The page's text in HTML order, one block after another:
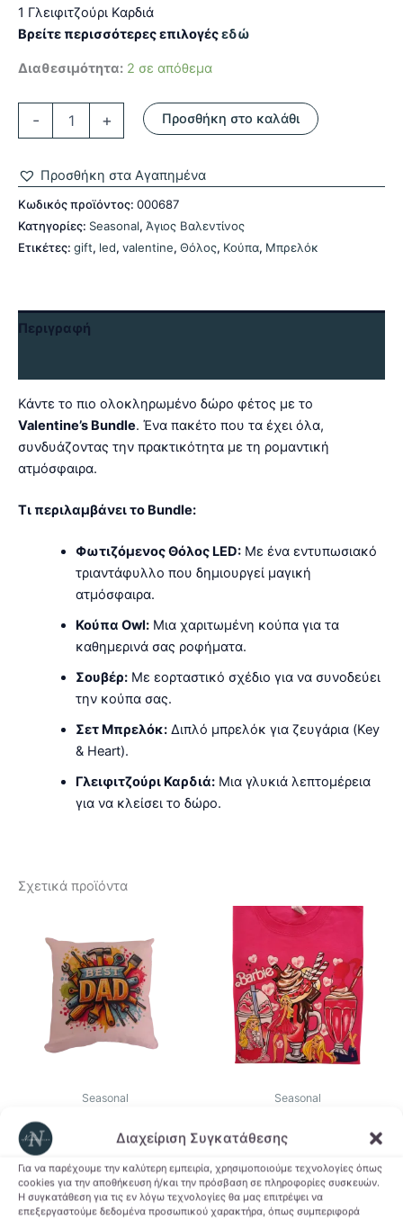
Διαχείριση Συγκατάθεσης
Για να παρέχουμε την καλύτερη εμπειρία, χρησιμοποιούμε τεχνολογίες όπως
cookies για την αποθήκευση ή/και την πρόσβαση σε πληροφορίες συσκευών.
Η συγκατάθεση για τις εν λόγω τεχνολογίες θα μας επιτρέψει να
επεξεργαστούμε δεδομένα προσωπικού χαρακτήρα, όπως συμπεριφορά
1 Γλειφιτζούρι Καρδιά
Βρείτε περισσότερες επιλογέςεδώ
Διαθεσιμότητα: 2 σε απόθεμα
- + Προσθήκη στο καλάθι
Προσθήκη στα Αγαπημένα
Κωδικός προϊόντος: 000687
Κατηγορίες: Seasonal, Άγιος Βαλεντίνος
Ετικέτες: gift, led, valentine, Θόλος, Κούπα, Μπρελόκ
Περιγραφή
Κάντε το πιο ολοκληρωμένο δώρο φέτος με το
Valentine’s Bundle. Ένα πακέτο που τα έχει όλα,
συνδυάζοντας την πρακτικότητα με τη ρομαντική
ατμόσφαιρα.
Τι περιλαμβάνει το Bundle:
Φωτιζόμενος Θόλος LED:Με ένα εντυπωσιακό
τριαντάφυλλο που δημιουργεί μαγική
ατμόσφαιρα.
Κούπα Owl:Μια χαριτωμένη κούπα για τα
καθημερινά σας ροφήματα.
Σουβέρ:Με εορταστικό σχέδιο για να συνοδεύει
την κούπα σας.
Σετ Μπρελόκ:Διπλό μπρελόκ για ζευγάρια (Key
& Heart).
Γλειφιτζούρι Καρδιά:Μια γλυκιά λεπτομέρεια
για να κλείσει το δώρο.
Σχετικά προϊόντα
Seasonal
Μαξιλάρι Best Dad
7,00€
Προσθήκη στο
Seasonal
12,00
Επιλογή
Αυτό
το
προϊόν